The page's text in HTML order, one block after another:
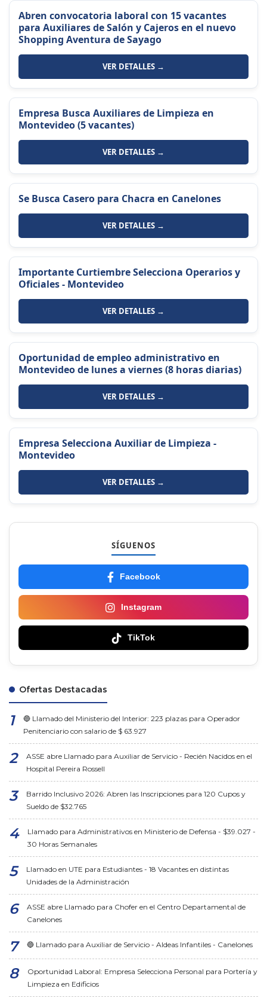
Abren convocatoria laboral con 15 vacantes
para Auxiliares de Salón y Cajeros en el nuevo
Shopping Aventura de Sayago
VER DETALLES →
Empresa Busca Auxiliares de Limpieza en
Montevideo (5 vacantes)
VER DETALLES →
Se Busca Casero para Chacra en Canelones
VER DETALLES →
Importante Curtiembre Selecciona Operarios y
Oficiales - Montevideo
VER DETALLES →
Oportunidad de empleo administrativo en
Montevideo de lunes a viernes (8 horas diarias)
VER DETALLES →
Empresa Selecciona Auxiliar de Limpieza -
Montevideo
VER DETALLES →
SÍGUENOS
Facebook
Instagram
TikTok
Ofertas Destacadas
🔵 Llamado del Ministerio del Interior: 223 plazas para Operador
Penitenciario con salario de $ 63.927
ASSE abre Llamado para Auxiliar de Servicio - Recién Nacidos en el
Hospital Pereira Rossell
Barrido Inclusivo 2026: Abren las Inscripciones para 120 Cupos y
Sueldo de $32.765
Llamado para Administrativos en Ministerio de Defensa - $39.027 -
30 Horas Semanales
Llamado en UTE para Estudiantes - 18 Vacantes en distintas
Unidades de la Administración
ASSE abre Llamado para Chofer en el Centro Departamental de
Canelones
🔵 Llamado para Auxiliar de Servicio - Aldeas Infantiles - Canelones
Oportunidad Laboral: Empresa Selecciona Personal para Portería y
Limpieza en Edificios